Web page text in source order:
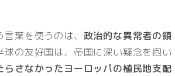
言葉を使うのは、 政治的な異常者の領
の友好国は、帝国に深い疑念を抱い
らさなかったヨーロッパの植民地支配